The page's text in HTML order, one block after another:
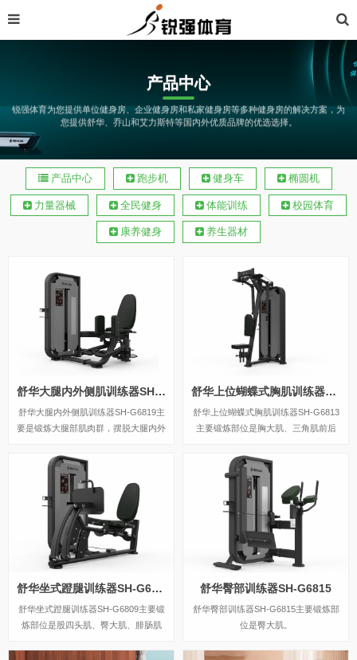
产品中心
锐强体育为您提供单位健身房、企业健身房和私家健身房等多种健身房的解决方案，为
您提供舒华、乔山和艾力斯特等国内外优质品牌的优选选择。
产品中心 跑步机 健身车 椭圆机
力量器械 全民健身 体能训练 校园体育
康养健身 养生器材
舒华大腿内外侧肌训练器SH-G6819
舒华大腿内外侧肌训练器SH-G6819主
要是锻炼大腿部肌肉群，摆脱大腿内外
舒华上位蝴蝶式胸肌训练器SH-G6813
舒华上位蝴蝶式胸肌训练器SH-G6813
主要锻炼部位是胸大肌、三角肌前后
舒华坐式蹬腿训练器SH-G6809
舒华坐式蹬腿训练器SH-G6809主要锻
炼部位是股四头肌、臀大肌、腓肠肌
舒华臀部训练器SH-G6815
舒华臀部训练器SH-G6815主要锻炼部
位是臀大肌。